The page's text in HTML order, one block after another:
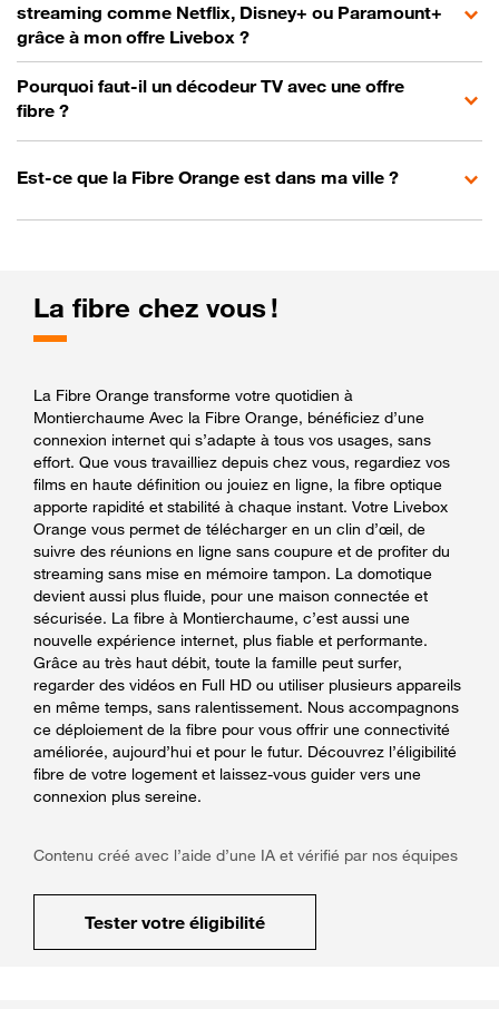
streaming comme Netflix, Disney+ ou Paramount+
grâce à mon offre Livebox ?
Pourquoi faut-il un décodeur TV avec une offre
fibre ?
Est-ce que la Fibre Orange est dans ma ville ?
La fibre chez vous !
La Fibre Orange transforme votre quotidien à
Montierchaume Avec la Fibre Orange, bénéficiez d’une
connexion internet qui s’adapte à tous vos usages, sans
effort. Que vous travailliez depuis chez vous, regardiez vos
films en haute définition ou jouiez en ligne, la fibre optique
apporte rapidité et stabilité à chaque instant. Votre Livebox
Orange vous permet de télécharger en un clin d’œil, de
suivre des réunions en ligne sans coupure et de profiter du
streaming sans mise en mémoire tampon. La domotique
devient aussi plus fluide, pour une maison connectée et
sécurisée. La fibre à Montierchaume, c’est aussi une
nouvelle expérience internet, plus fiable et performante.
Grâce au très haut débit, toute la famille peut surfer,
regarder des vidéos en Full HD ou utiliser plusieurs appareils
en même temps, sans ralentissement. Nous accompagnons
ce déploiement de la fibre pour vous offrir une connectivité
améliorée, aujourd’hui et pour le futur. Découvrez l’éligibilité
fibre de votre logement et laissez-vous guider vers une
connexion plus sereine.
Contenu créé avec l’aide d’une IA et vérifié par nos équipes
Tester votre éligibilité